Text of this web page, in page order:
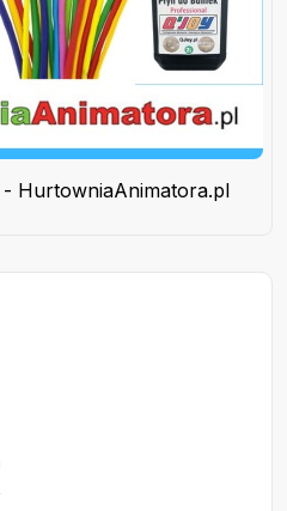
HurtowniaAnimatora.pl